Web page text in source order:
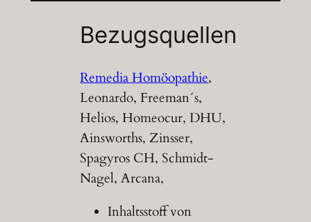
Bezugsquellen
Remedia Homöopathie,
Leonardo, Freeman´s,
Helios, Homeocur, DHU,
Ainsworths, Zinsser,
Spagyros CH, Schmidt-
Nagel, Arcana,
Inhaltsstoff von